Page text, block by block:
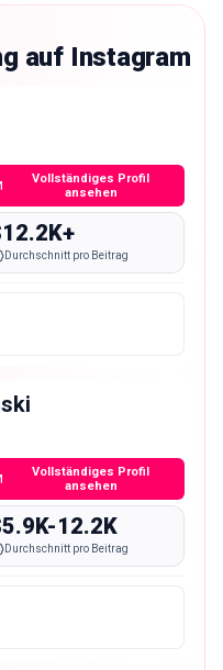
auf Instagram
Vollständiges Profil
ansehen
Durchschnitt pro Beitrag
Vollständiges Profil
ansehen
12.2K
Durchschnitt pro Beitrag